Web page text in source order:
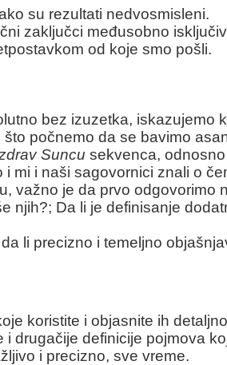
su rezultati nedvosmisleni.
zaključci međusobno
od koje smo pošli.
bez izuzetka,
počnemo da se bavimo
Suncu sekvenca,
i mi i naši sagovornici znali o
važno je da prvo
njih?; Da li je definisanje
li precizno i temeljno
koristite i objasnite ih
drugačije definicije pojmova
i precizno, sve vreme.